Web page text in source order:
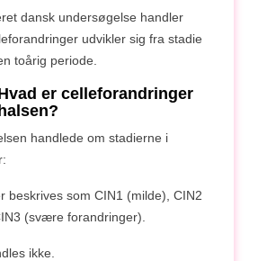
dansk undersøgelse handler
udvikler sig fra stadie
toårig periode.
er celleforandringer
handlede om stadierne i
beskrives som CIN1 (milde), CIN2
(svære forandringer).
ikke.